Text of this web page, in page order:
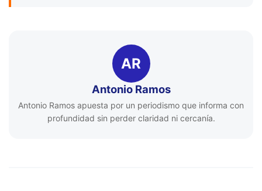
AR
Antonio Ramos
Antonio Ramos apuesta por un periodismo que informa con
profundidad sin perder claridad ni cercanía.